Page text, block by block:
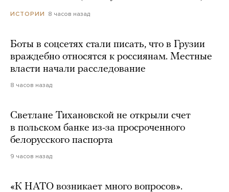
ИСТОРИИ 8 часов назад
Боты в соцсетях стали писать, что в Грузии
враждебно относятся к россиянам. Местные
власти начали расследование
8 часов назад
Светлане Тихановской не открыли счет
в польском банке из-за просроченного
белорусского паспорта
9 часов назад
«К НАТО возникает много вопросов».